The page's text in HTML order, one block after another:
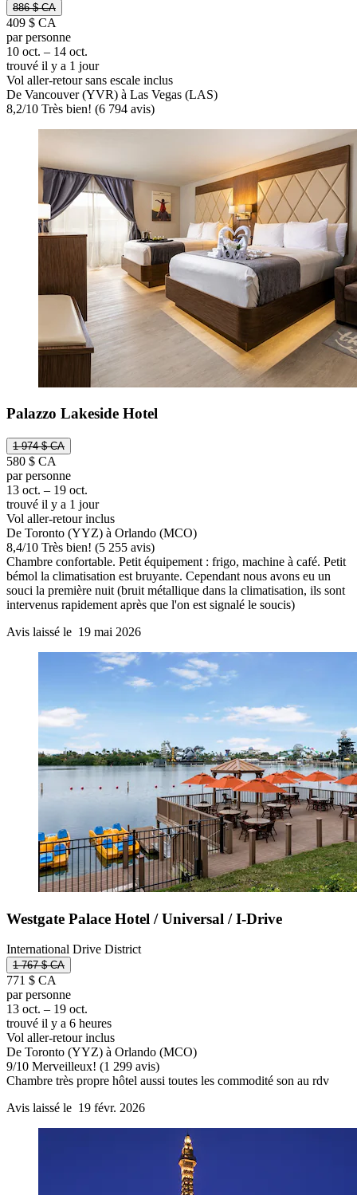
886 $ CA
409 $ CA
par personne
10 oct. – 14 oct.
trouvé il y a 1 jour
Vol aller-retour sans escale inclus
De Vancouver (YVR) à Las Vegas (LAS)
8,2/10 Très bien! (6 794 avis)
Palazzo Lakeside Hotel
1 974 $ CA
580 $ CA
par personne
13 oct. – 19 oct.
trouvé il y a 1 jour
Vol aller-retour inclus
De Toronto (YYZ) à Orlando (MCO)
8,4/10 Très bien! (5 255 avis)
Chambre confortable. Petit équipement : frigo, machine à café. Petit
bémol la climatisation est bruyante. Cependant nous avons eu un
souci la première nuit (bruit métallique dans la climatisation, ils sont
intervenus rapidement après que l'on est signalé le soucis)
Avis laissé le 19 mai 2026
Westgate Palace Hotel / Universal / I-Drive
International Drive District
1 767 $ CA
771 $ CA
par personne
13 oct. – 19 oct.
trouvé il y a 6 heures
Vol aller-retour inclus
De Toronto (YYZ) à Orlando (MCO)
9/10 Merveilleux! (1 299 avis)
Chambre très propre hôtel aussi toutes les commodité son au rdv
Avis laissé le 19 févr. 2026